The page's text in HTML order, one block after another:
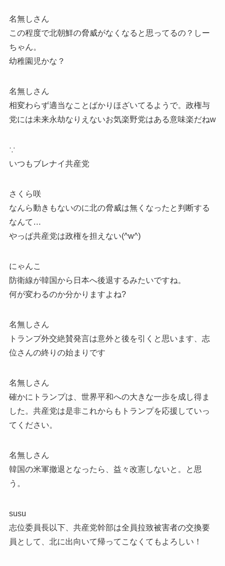
名無しさん
この程度で北朝鮮の脅威がなくなると思ってるの？しー
ちゃん。
幼稚園児かな？
名無しさん
相変わらず適当なことばかりほざいてるようで。政権与
党には未来永劫なりえないお気楽野党はある意味楽だねw
∵
いつもブレナイ共産党
さくら咲
なんら動きもないのに北の脅威は無くなったと判断する
なんて…
やっぱ共産党は政権を担えない(^w^)
にゃんこ
防衛線が韓国から日本へ後退するみたいですね。
何が変わるのか分かりますよね?
名無しさん
トランプ外交絶賛発言は意外と後を引くと思います、志
位さんの終りの始まりです
名無しさん
確かにトランプは、世界平和への大きな一歩を成し得ま
した。共産党は是非これからもトランプを応援していっ
てください。
名無しさん
韓国の米軍撤退となったら、益々改憲しないと。と思
う。
susu
志位委員長以下、共産党幹部は全員拉致被害者の交換要
員として、北に出向いて帰ってこなくてもよろしい！